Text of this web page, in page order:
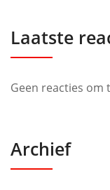
Laatste
Geen reacties om
Archief